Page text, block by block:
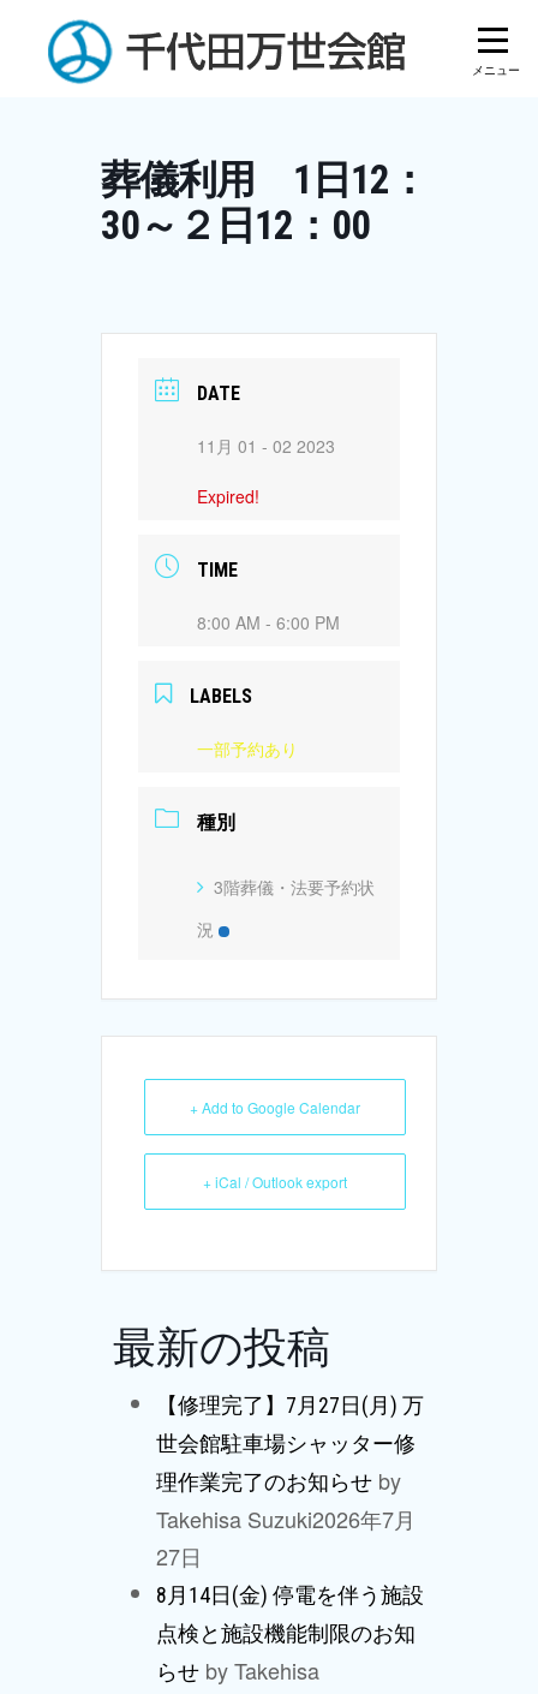
content
葬儀利用 1日12：
30～２日12：00
DATE
11月 01 - 02 2023
Expired!
TIME
8:00 AM - 6:00 PM
LABELS
一部予約あり
種別
3階葬儀・法要予約状
況
+ Add to Google Calendar
+ iCal / Outlook export
最新の投稿
【修理完了】7月27日(月) 万
世会館駐車場シャッター修
理作業完了のお知らせ by
Takehisa Suzuki2026年7月
27日
8月14日(金) 停電を伴う施設
点検と施設機能制限のお知
らせ by Takehisa